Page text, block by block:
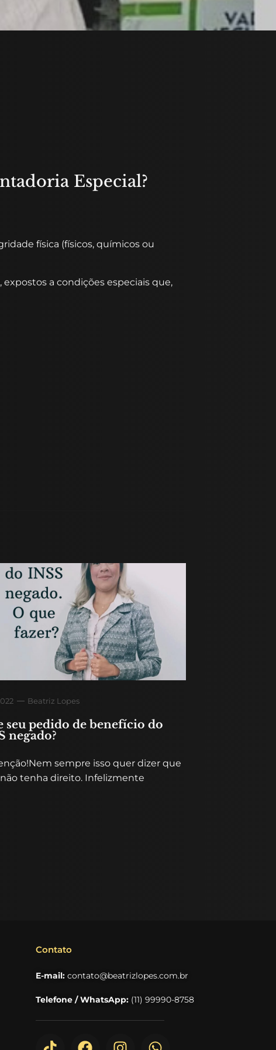
Especial?
física (físicos, químicos ou
a condições especiais que,
Beatriz Lopes
seu pedido de benefício do
negado?
sempre isso quer dizer que
tenha direito. Infelizmente
Contato
E-mail: contato@beatrizlopes.com.br
Telefone / WhatsApp: (11) 99990-8758